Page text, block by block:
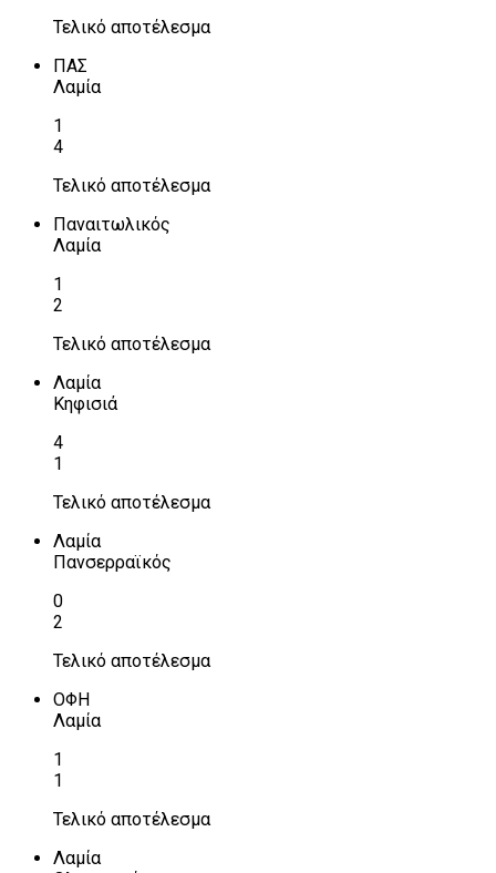
Τελικό αποτέλεσμα
ΠΑΣ
Λαμία
1
4
Τελικό αποτέλεσμα
Παναιτωλικός
Λαμία
1
2
Τελικό αποτέλεσμα
Λαμία
Κηφισιά
4
1
Τελικό αποτέλεσμα
Λαμία
Πανσερραϊκός
0
2
Τελικό αποτέλεσμα
ΟΦΗ
Λαμία
1
1
Τελικό αποτέλεσμα
Λαμία